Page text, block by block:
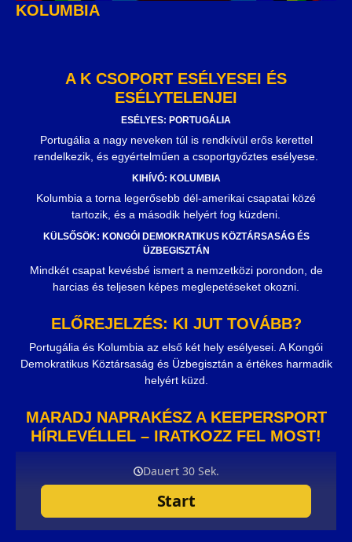
KOLUMBIA
A K CSOPORT ESÉLYESEI ÉS
ESÉLYTELENJEI
ESÉLYES: PORTUGÁLIA
Portugália a nagy neveken túl is rendkívül erős kerettel
rendelkezik, és egyértelműen a csoportgyőztes esélyese.
KIHÍVÓ: KOLUMBIA
Kolumbia a torna legerősebb dél-amerikai csapatai közé
tartozik, és a második helyért fog küzdeni.
KÜLSŐSÖK: KONGÓI DEMOKRATIKUS KÖZTÁRSASÁG ÉS
ÜZBEGISZTÁN
Mindkét csapat kevésbé ismert a nemzetközi porondon, de
harcias és teljesen képes meglepetéseket okozni.
ELŐREJELZÉS: KI JUT TOVÁBB?
Portugália és Kolumbia az első két hely esélyesei. A Kongói
Demokratikus Köztársaság és Üzbegisztán a értékes harmadik
helyért küzd.
MARADJ NAPRAKÉSZ A KEEPERSPORT
HÍRLEVÉLLEL – IRATKOZZ FEL MOST!